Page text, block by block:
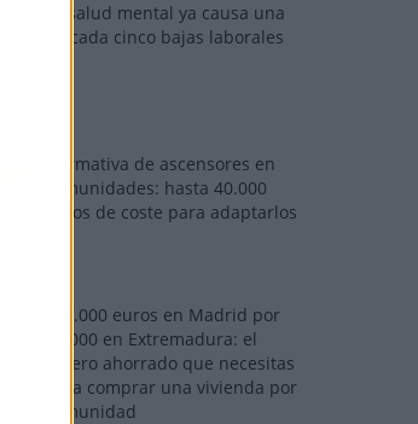
La salud mental ya causa una
de cada cinco bajas laborales
Normativa de ascensores en
comunidades: hasta 40.000
euros de coste para adaptarlos
110.000 euros en Madrid por
31.000 en Extremadura: el
dinero ahorrado que necesitas
para comprar una vivienda por
comunidad